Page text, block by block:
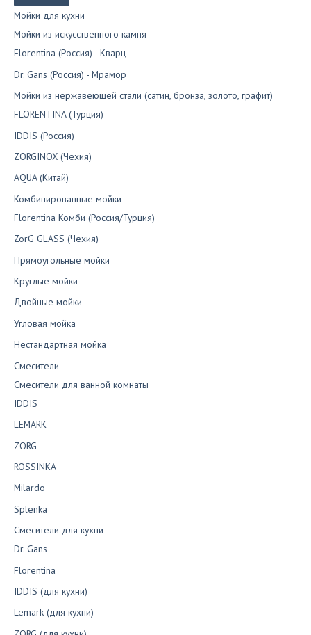
Мойки для кухни
Мойки из искусственного камня
Florentina (Россия) - Кварц
Dr. Gans (Россия) - Мрамор
Мойки из нержавеющей стали (сатин, бронза, золото, графит)
FLORENTINA (Турция)
IDDIS (Россия)
ZORGINOX (Чехия)
AQUA (Китай)
Комбинированные мойки
Florentina Комби (Россия/Турция)
ZorG GLASS (Чехия)
Прямоугольные мойки
Круглые мойки
Двойные мойки
Угловая мойка
Нестандартная мойка
Смесители
Смесители для ванной комнаты
IDDIS
LEMARK
ZORG
ROSSINKA
Milardo
Splenka
Смесители для кухни
Dr. Gans
Florentina
IDDIS (для кухни)
Lemark (для кухни)